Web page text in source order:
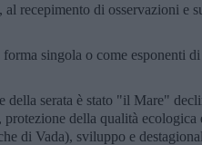
recepimento di osservazioni e
singola o come esponenti
della serata è stato "il Mare"
della qualità ecologica
di Vada), sviluppo e